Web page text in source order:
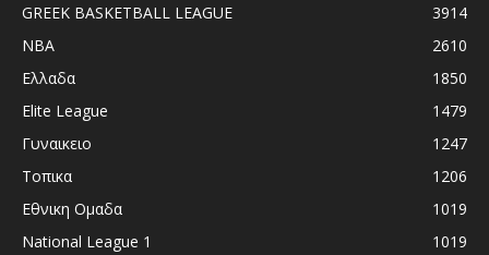
GREEK BASKETBALL LEAGUE
3914
NBA
2610
Ελλαδα
1850
Elite League
1479
Γυναικειο
1247
Τοπικα
1206
Εθνικη Ομαδα
1019
National League 1
1019